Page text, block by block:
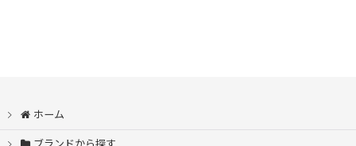
ホーム